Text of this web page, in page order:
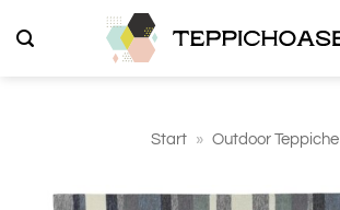
Inhalt
Start » Outdoor Teppiche